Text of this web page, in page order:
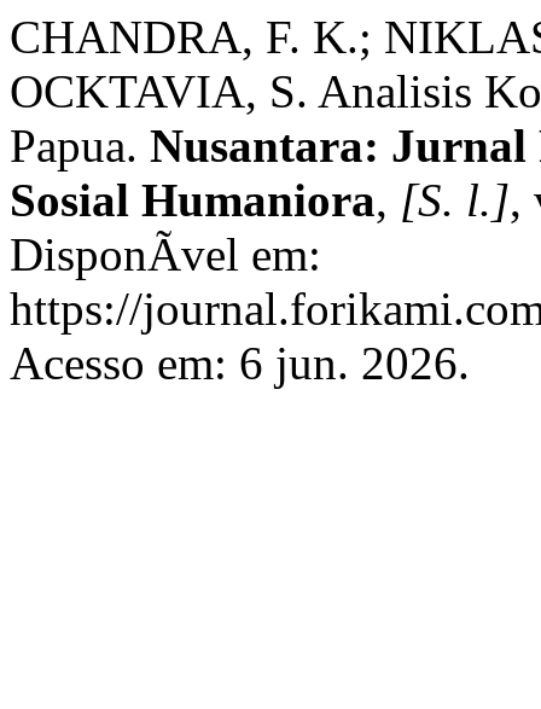
CHANDRA, F. K.;
OCKTAVIA, S. Analisis
Papua. Nusantara: Jurnal
Sosial Humaniora, [S. l.],
DisponÃ­vel em:
https://
Acesso em: 6 jun. 2026.